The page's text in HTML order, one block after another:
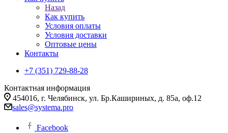
Назад
Как купить
Условия оплаты
Условия доставки
Оптовые цены
Контакты
+7 (351) 729-88-28
Контактная информация
454016, г. Челябинск, ул. Бр.Кашириных, д. 85а, оф.12
sales@systema.pro
Facebook